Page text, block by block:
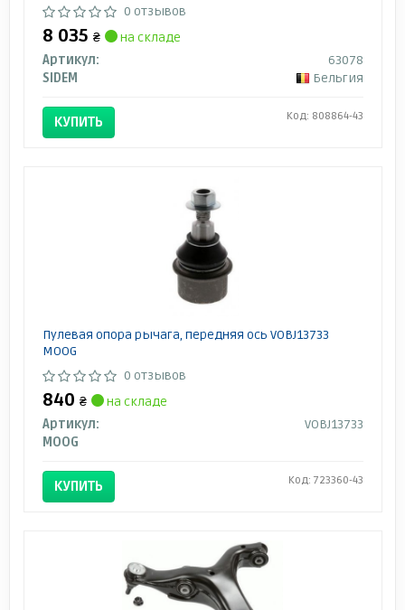
0 отзывов
8 035 ₴
на складе
Артикул:
63078
SIDEM
Бельгия
КУПИТЬ Код: 808864-43
Пулевая опора рычага, передняя ось VOBJ13733
MOOG
0 отзывов
840 ₴
на складе
Артикул:
VOBJ13733
MOOG
КУПИТЬ Код: 723360-43